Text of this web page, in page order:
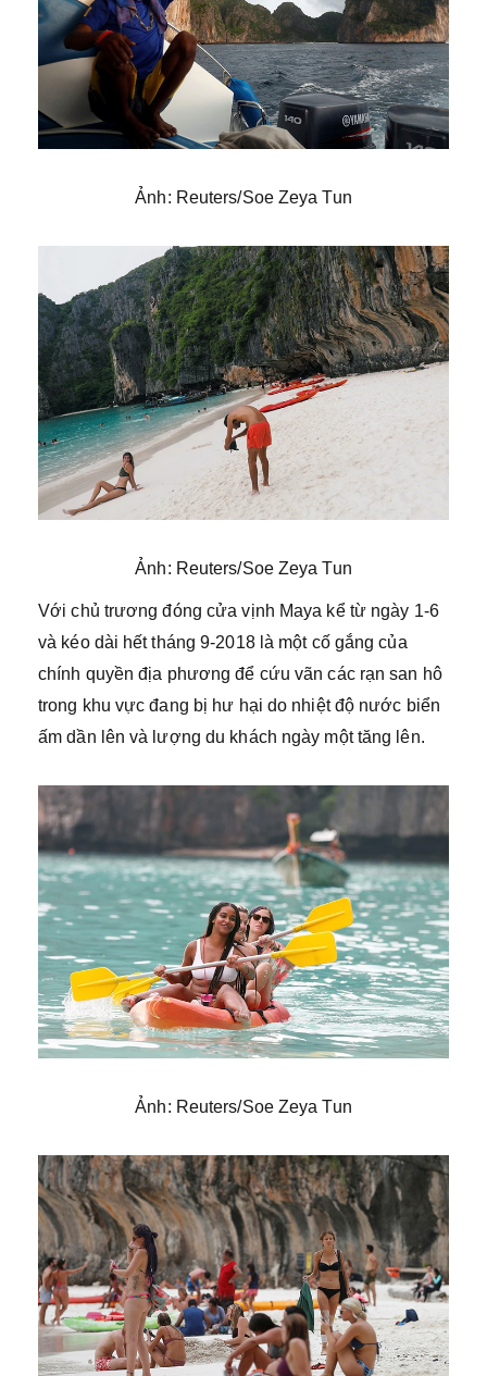
Ảnh: Reuters/Soe Zeya Tun
Ảnh: Reuters/Soe Zeya Tun
Với chủ trương đóng cửa vịnh Maya kể từ ngày 1-6
và kéo dài hết tháng 9-2018 là một cố gắng của
chính quyền địa phương để cứu vãn các rạn san hô
trong khu vực đang bị hư hại do nhiệt độ nước biển
ấm dần lên và lượng du khách ngày một tăng lên.
Ảnh: Reuters/Soe Zeya Tun